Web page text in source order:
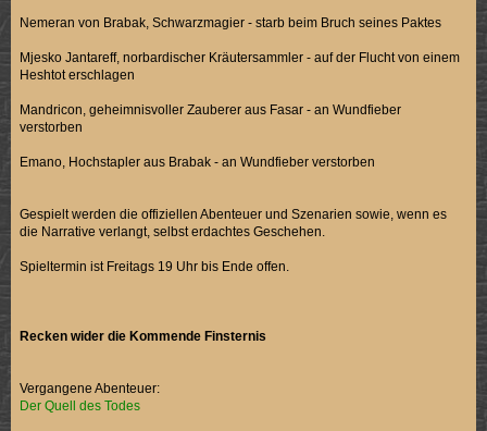
Nemeran von Brabak, Schwarzmagier - starb beim Bruch seines Paktes
Mjesko Jantareff, norbardischer Kräutersammler - auf der Flucht von einem
Heshtot erschlagen
Mandricon, geheimnisvoller Zauberer aus Fasar - an Wundfieber
verstorben
Emano, Hochstapler aus Brabak - an Wundfieber verstorben
Gespielt werden die offiziellen Abenteuer und Szenarien sowie, wenn es
die Narrative verlangt, selbst erdachtes Geschehen.
Spieltermin ist Freitags 19 Uhr bis Ende offen.
Recken wider die Kommende Finsternis
Vergangene Abenteuer:
Der Quell des Todes